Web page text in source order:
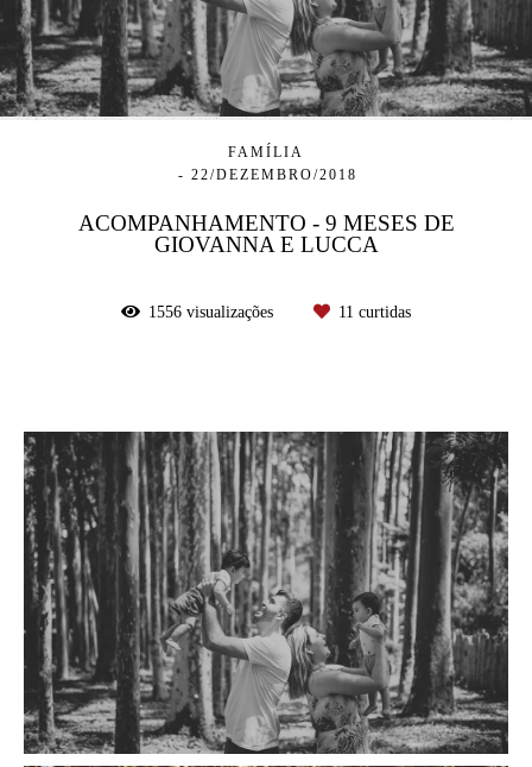
FAMÍLIA
22/DEZEMBRO/2018
ACOMPANHAMENTO - 9 MESES DE
GIOVANNA E LUCCA
1556 visualizações 11 curtidas